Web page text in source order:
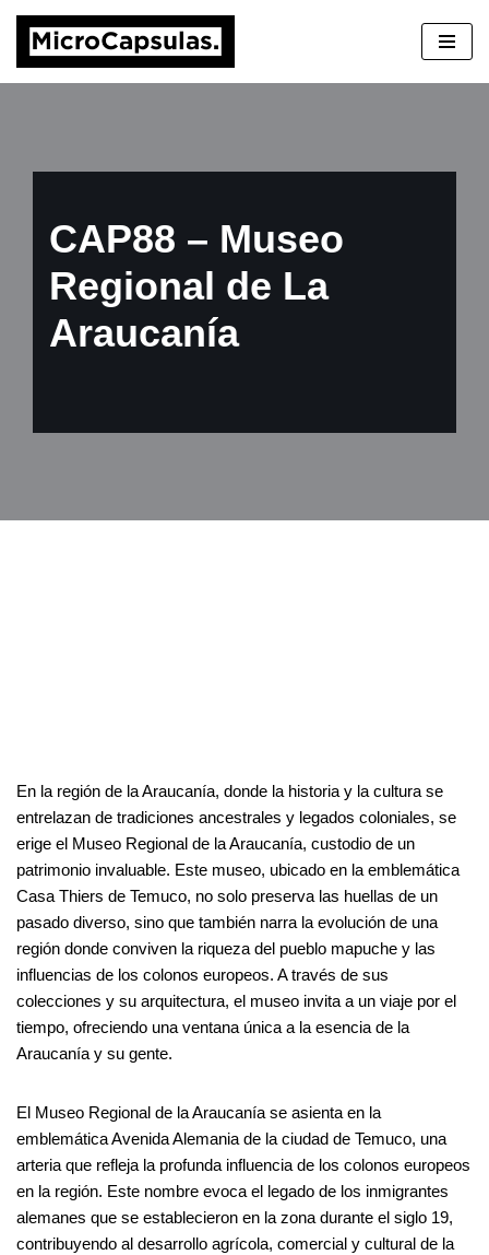
Saltar
al
CAP88 – Museo
Regional de La
Araucanía
En la región de la Araucanía, donde la historia y la cultura se
entrelazan de tradiciones ancestrales y legados coloniales, se
erige el Museo Regional de la Araucanía, custodio de un
patrimonio invaluable. Este museo, ubicado en la emblemática
Casa Thiers de Temuco, no solo preserva las huellas de un
pasado diverso, sino que también narra la evolución de una
región donde conviven la riqueza del pueblo mapuche y las
influencias de los colonos europeos. A través de sus
colecciones y su arquitectura, el museo invita a un viaje por el
tiempo, ofreciendo una ventana única a la esencia de la
Araucanía y su gente.
El Museo Regional de la Araucanía se asienta en la
emblemática Avenida Alemania de la ciudad de Temuco, una
arteria que refleja la profunda influencia de los colonos europeos
en la región. Este nombre evoca el legado de los inmigrantes
alemanes que se establecieron en la zona durante el siglo 19,
contribuyendo al desarrollo agrícola, comercial y cultural de la